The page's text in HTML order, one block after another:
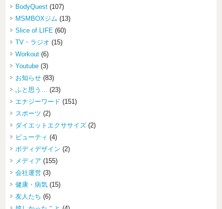
BodyQuest (107)
MSMBOXジム (13)
Slice of LIFE (60)
TV・ラジオ (15)
Workout (6)
Youtube (3)
お知らせ (83)
ふと思う…
(23)
エナジーワード (151)
スポーツ (2)
ダイエットエクササイズ (2)
ビューティ (4)
ボディデザイン (2)
メディア (155)
会社運営 (3)
健康・病気 (15)
友人たち (6)